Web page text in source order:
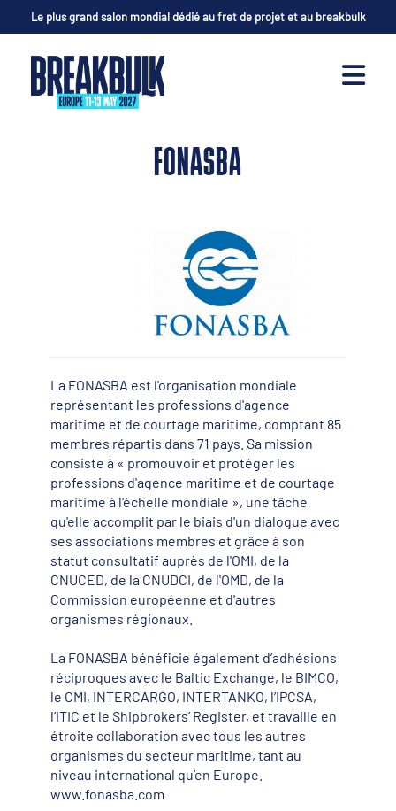
Le plus grand salon mondial dédié au fret de projet et au breakbulk
FONASBA
La FONASBA est l'organisation mondiale
représentant les professions d'agence
maritime et de courtage maritime, comptant 85
membres répartis dans 71 pays. Sa mission
consiste à « promouvoir et protéger les
professions d'agence maritime et de courtage
maritime à l'échelle mondiale », une tâche
qu'elle accomplit par le biais d'un dialogue avec
ses associations membres et grâce à son
statut consultatif auprès de l'OMI, de la
CNUCED, de la CNUDCI, de l'OMD, de la
Commission européenne et d'autres
organismes régionaux.
La FONASBA bénéficie également d’adhésions
réciproques avec le Baltic Exchange, le BIMCO,
le CMI, INTERCARGO, INTERTANKO, l’IPCSA,
l’ITIC et le Shipbrokers’ Register, et travaille en
étroite collaboration avec tous les autres
organismes du secteur maritime, tant au
niveau international qu’en Europe.
www.fonasba.com